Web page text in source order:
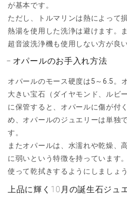
が基本です。
ただし、トルマリンは熱によって
熱湯を使用した洗浄は避けます。
超音波洗浄機も使用しない方が良
オパールのお手入れ方法
オパールのモース硬度は5～6.5。
大きい宝石（ダイヤモンド、ルビ
に保管すると、オパールに傷が付
め、オパールのジュエリーは単独
す。
またオパールは、水濡れや乾燥、
に弱いという特徴を持っています
使って乾拭きするようにしましょう
上品に輝く10月の誕生石ジュ